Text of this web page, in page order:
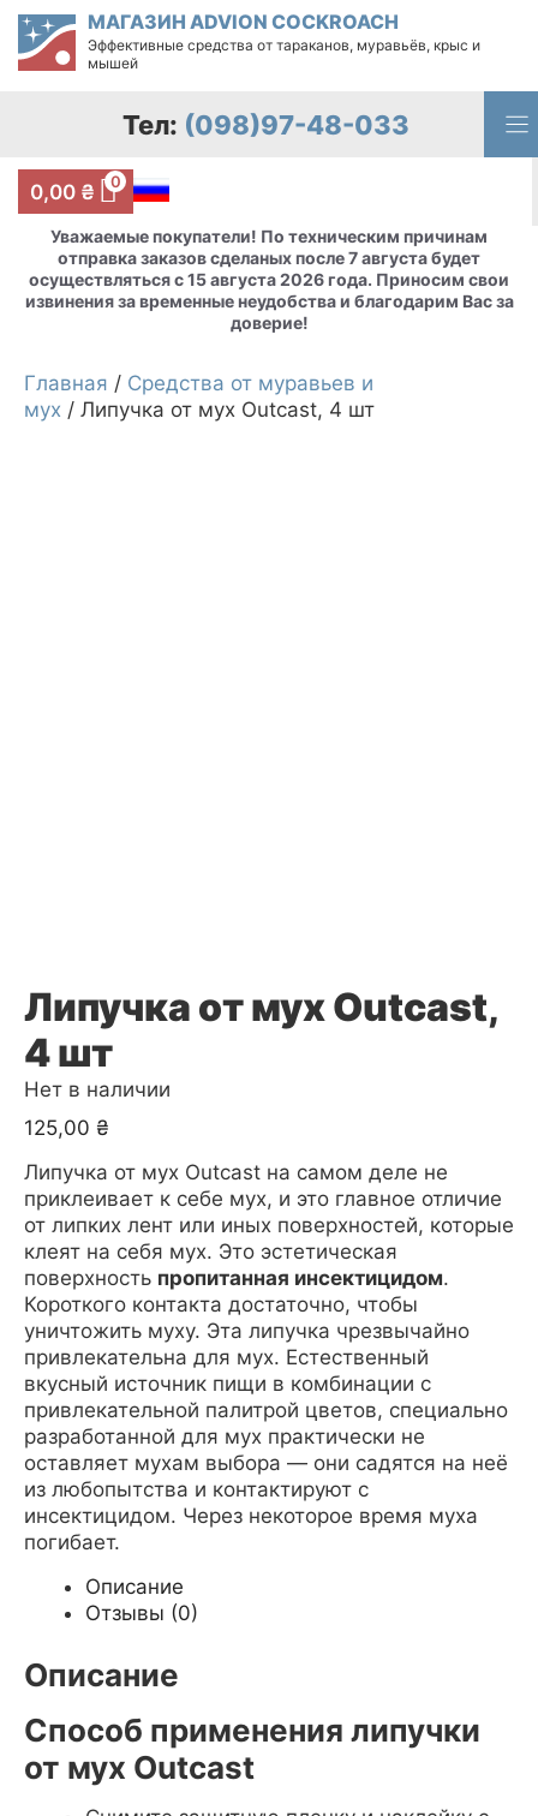
Перейти
содержимому
МАГАЗИН ADVION COCKROACH
Эффективные средства от тараканов, муравьёв, крыс и
мышей
Тел: (098)97-48-033
0,00 ₴ 0
Уважаемые покупатели! По техническим причинам
отправка заказов сделаных после 7 августа будет
осуществляться с 15 августа 2026 года. Приносим свои
извинения за временные неудобства и благодарим Вас за
доверие!
Главная / Средства от муравьев и
мух / Липучка от мух Outcast, 4 шт
Липучка от мух Outcast,
4 шт
125,00 ₴
Липучка от мух Outcast на самом деле не
приклеивает к себе мух, и это главное отличие
от липких лент или иных поверхностей, которые
клеят на себя мух. Это эстетическая
поверхность пропитанная инсектицидом.
Короткого контакта достаточно, чтобы
уничтожить муху. Эта липучка чрезвычайно
привлекательна для мух. Естественный
вкусный источник пищи в комбинации с
привлекательной палитрой цветов, специально
разработанной для мух практически не
оставляет мухам выбора — они садятся на неё
из любопытства и контактируют с
инсектицидом. Через некоторое время муха
погибает.
Нет в наличии
Описание
Отзывы (0)
Описание
Способ применения липучки
от мух Outcast